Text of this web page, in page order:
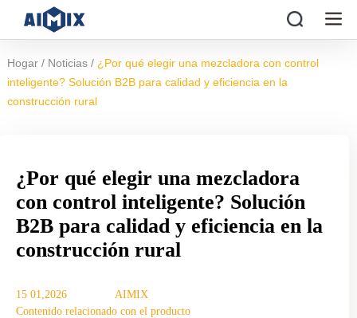
Hogar / Noticias / ¿Por qué elegir una mezcladora con control
inteligente? Solución B2B para calidad y eficiencia en la
construcción rural
¿Por qué elegir una mezcladora
con control inteligente? Solución
B2B para calidad y eficiencia en la
construcción rural
15 01,2026
AIMIX
Contenido relacionado con el producto